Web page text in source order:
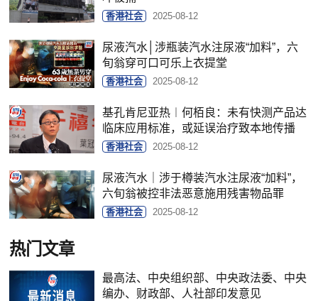
香港社会 2025-08-12
尿液汽水│涉瓶装汽水注尿液“加料”，六
旬翁穿可口可乐上衣提堂
香港社会 2025-08-12
基孔肯尼亚热︱何栢良：未有快测产品达
临床应用标准，或延误治疗致本地传播
香港社会 2025-08-12
尿液汽水｜涉于樽装汽水注尿液“加料”，
六旬翁被控非法恶意施用残害物品罪
香港社会 2025-08-12
热门文章
最高法、中央组织部、中央政法委、中央
编办、财政部、人社部印发意见